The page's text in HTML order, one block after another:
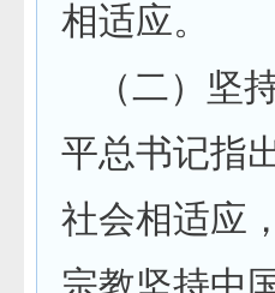
相适应。
（二）坚
平总书记指
社会相适应